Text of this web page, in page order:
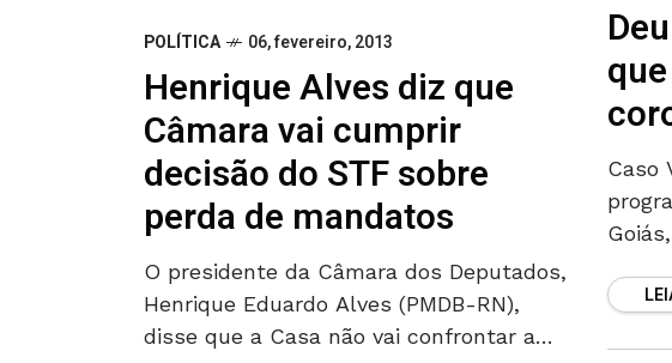
Caso
for
POLÍTICA 06, fevereiro, 2013
Henrique Alves diz que
Câmara vai cumprir
decisão do STF sobre
perda de mandatos
O presidente da Câmara dos Deputados,
Henrique Eduardo Alves (PMDB-RN),
disse que a Casa não vai confrontar a